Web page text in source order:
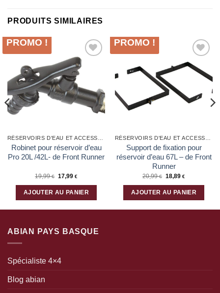
PRODUITS SIMILAIRES
PROMO !
Robinet pour réservoir d’eau
Pro 20L /42L- de Front Runner
19,99€ 17,99 €
AJOUTER AU PANIER
Ajouter
à la liste
d’envies
PROMO !
Support de fixation pour
réservoir d’eau 67L – de Front
Runner
20,99€ 18,89 €
AJOUTER AU PANIER
ABIAN PAYS BASQUE
Spécialiste 4×4
Blog abian